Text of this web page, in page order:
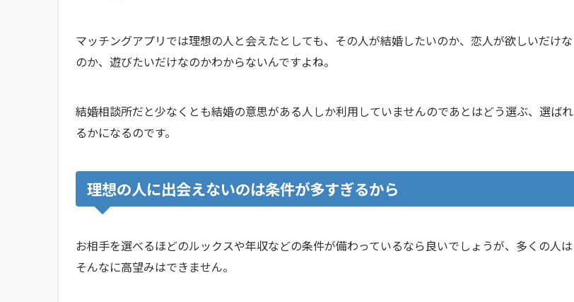
マッチングアプリでは理想の人と会えたとしても、その人が結婚したいのか、恋人が欲しいだけな
のか、遊びたいだけなのかわからないんですよね。
結婚相談所だと少なくとも結婚の意思がある人しか利用していませんのであとはどう選ぶ、選ばれ
るかになるのです。
理想の人に出会えないのは条件が多すぎるから
お相手を選べるほどのルックスや年収などの条件が備わっているなら良いでしょうが、多くの人は
そんなに高望みはできません。